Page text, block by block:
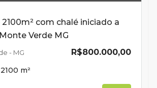
com chalé iniciado a
Verde MG
R$800.000,00
- MG
2100 m²